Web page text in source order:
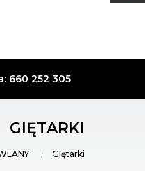
660 252 305
GIĘTARKI
Giętarki